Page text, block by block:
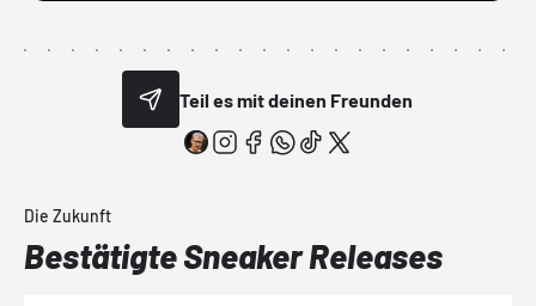
Teil es mit deinen Freunden
Die Zukunft
Bestätigte Sneaker Releases